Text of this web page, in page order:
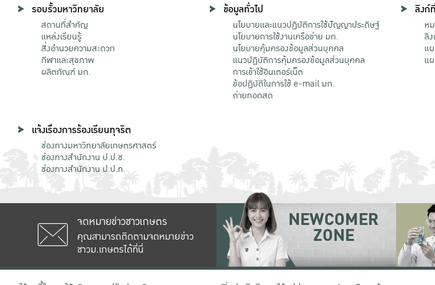
รอบรั้วมหาวิทยาลัย
สถานที่สำคัญ
แหล่งเรียนรู้
สิ่งอำนวยความสะดวก
กีฬาและสุขภาพ
ผลิตภัณฑ์ มก.
ข้อมูลทั่วไป
นโยบายและแนวปฏิบัติการใช้ปัญญาประดิษฐ์
นโยบายการใช้งานเครือข่าย มก.
นโยบายคุ้มครองข้อมูลส่วนบุคคล
แนวปฏิบัติการคุ้มครองข้อมูลส่วนบุคคล
การเข้าใช้อินเตอร์เน็ต
ข้อปฏิบัติในการใช้ e-mail มก.
ถ่ายทอดสด
ลิงก์
ห
ลิ
แ
แ
แจ้งเรื่องการร้องเรียนทุจริต
ช่องทางมหาวิทยาลัยเกษตรศาสตร์
ช่องทางสำนักงาน ป.ป.ช.
ช่องทางสำนักงาน ป.ป.ท.
จดหมายข่าวชาวเกษตร
คุณสามารถติดตามจดหมายข่าว
ชาวม.เกษตรได้ที่นี่
NEWCOMER
ZONE